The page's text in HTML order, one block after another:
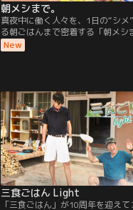
朝メシまで。
真夜中に働く人々を、1日の“シメ
る朝ごはんまで密着する「朝メシ
深夜の放送が好評を博し水曜よる7
ールデンに進出！！仲良し MC コ
て働く人々の密着 VTRを見届けま
New
三食ごはん Light
「三食ごはん」が10周年を迎えて